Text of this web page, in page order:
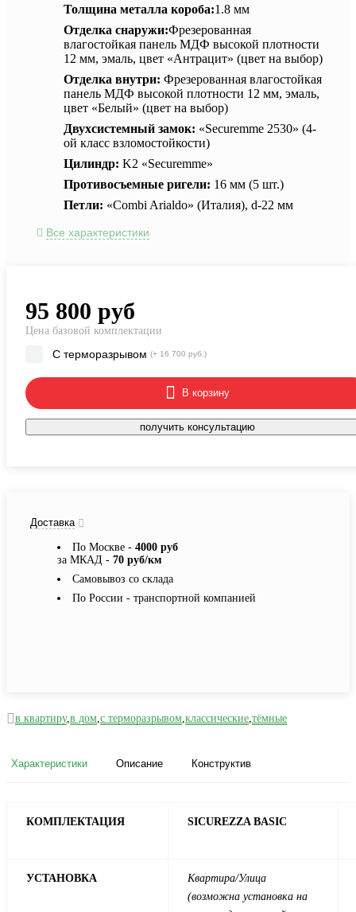
Толщина металла короба:1.8 мм
Отделка снаружи:Фрезерованная
влагостойкая панель МДФ высокой плотности
12 мм, эмаль, цвет «Антрацит» (цвет на выбор)
Отделка внутри: Фрезерованная влагостойкая
панель МДФ высокой плотности 12 мм, эмаль,
цвет «Белый» (цвет на выбор)
Двухсистемный замок: «Securemme 2530» (4-
ой класс взломостойкости)
Цилиндр: K2 «Securemme»
Противосъемные ригели: 16 мм (5 шт.)
Петли: «Combi Arialdo» (Италия), d-22 мм
Все характеристики
95 800 руб
Цена базовой комплектации
С терморазрывом (+ 16 700 руб.)
В корзину
получить консультацию
Доставка
По Москве - 4000 руб
за МКАД - 70 руб/км
Самовывоз со склада
По России - транспортной компанией
в квартиру,в дом,с терморазрывом,классические,тёмные
Характеристики Описание Конструктив
КОМПЛЕКТАЦИЯ SICUREZZA BASIC
УСТАНОВКА
Квартира/Улица
(возможна установка на